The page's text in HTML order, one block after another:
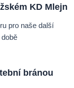
KD Mlejn
pro naše další
bránou